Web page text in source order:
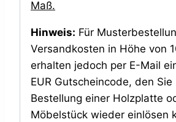
Maß.
Hinweis: Für
Versandkosten in Höhe von
erhalten jedoch per E-Mail
EUR Gutscheincode, den
Bestellung einer Holzplatte
Möbelstück wieder einlösen